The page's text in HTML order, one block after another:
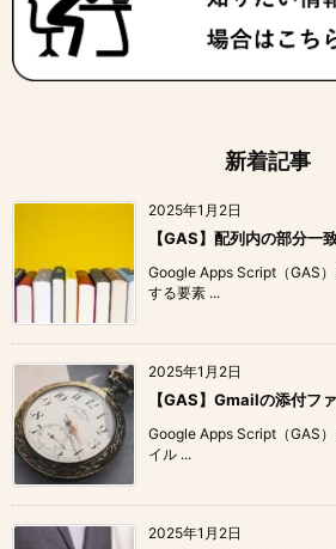
新着記事
2025年1月2日
【GAS】配列内の部分一
Google Apps Script（GAS
する要素 ...
2025年1月2日
【GAS】Gmailの添付フ
Google Apps Script（GAS
イル ...
2025年1月2日